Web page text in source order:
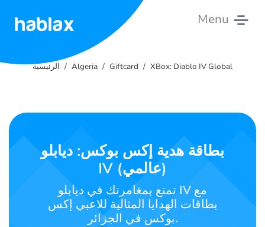
Menu
الأسعار
اتصل
الرئيسية Algeria Giftcard XBox: Diablo IV Global
بطاقة هدية إكس بوكس: ديابلو
IV (عالمي)
تمتع بمغامرتك في ديابلو IV مع
بطاقات الهدايا المثالية للاعبي إكس
بوكس في الجزائر.